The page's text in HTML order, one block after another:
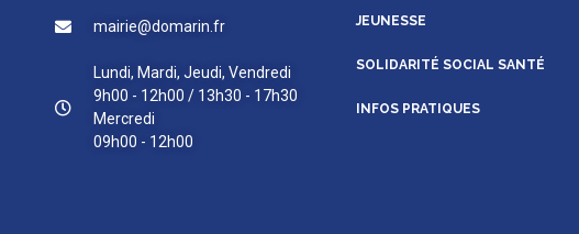
mairie@domarin.fr
Lundi, Mardi, Jeudi, Vendredi
9h00 - 12h00 / 13h30 - 17h30
Mercredi
09h00 - 12h00
JEUNESSE
SOLIDARITÉ SOCIAL SANTÉ
INFOS PRATIQUES